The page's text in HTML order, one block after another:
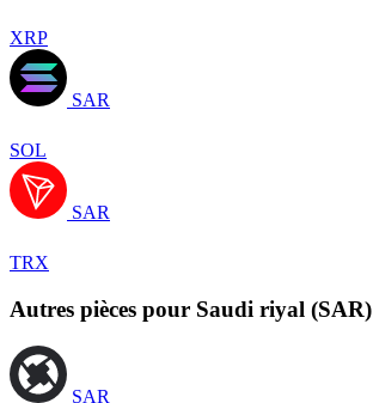
XRP
SAR
SOL
SAR
TRX
Autres pièces pour Saudi riyal (SAR)
SAR